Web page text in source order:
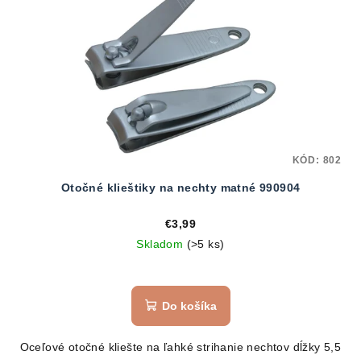
Otočné klieštiky na nechty matné 990904
€3,99
Skladom (>5 ks)
Do košíka
Oceľové otočné kliešte na ľahké strihanie nechtov dĺžky 5,5
KÓD: 802